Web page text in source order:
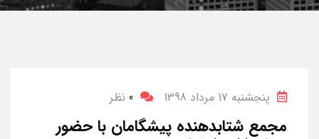
پنجشنبه 17 مرداد 1398 0 نظر
مجمع شتابدهنده پیشگامان با حضور